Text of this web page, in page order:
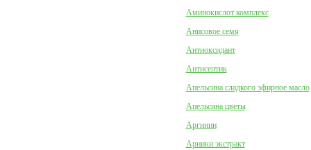
Аминокислот комплекс
Анисовое семя
Антиоксидант
Антисептик
Апельсина сладкого эфирное масло
Апельсина цветы
Аргинин
Арники экстракт